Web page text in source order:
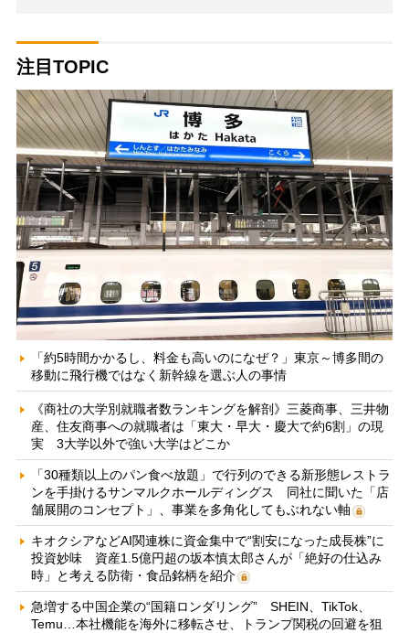
注目TOPIC
「約5時間かかるし、料金も高いのになぜ？」東京～博多間の
移動に飛行機ではなく新幹線を選ぶ人の事情
《商社の大学別就職者数ランキングを解剖》三菱商事、三井物
産、住友商事への就職者は「東大・早大・慶大で約6割」の現
実 3大学以外で強い大学はどこか
「30種類以上のパン食べ放題」で行列のできる新形態レストラ
ンを手掛けるサンマルクホールディングス 同社に聞いた「店
舗展開のコンセプト」、事業を多角化してもぶれない軸
キオクシアなどAI関連株に資金集中で“割安になった成長株”に
投資妙味 資産1.5億円超の坂本慎太郎さんが「絶好の仕込み
時」と考える防衛・食品銘柄を紹介
急増する中国企業の“国籍ロンダリング” SHEIN、TikTok、
Temu…本社機能を海外に移転させ、トランプ関税の回避を狙